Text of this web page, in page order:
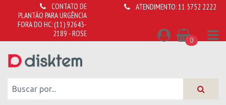
CONTATO DE
PLANTÃO PARA URGÊNCIA
FORA DO HC:(11) 92643-
2189 - ROSE
ATENDIMENTO:11 3752 2222
0